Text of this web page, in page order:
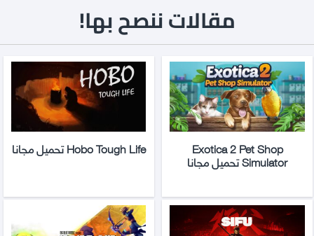
مقالات ننصح بها!
Exotica 2 Pet Shop
Simulator تحميل مجانا
Hobo Tough Life تحميل مجانا